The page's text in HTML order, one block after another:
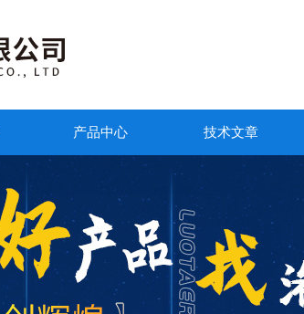
产品中心 技术文章